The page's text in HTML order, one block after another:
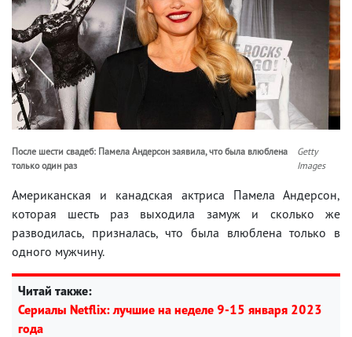
После шести свадеб: Памела Андерсон заявила, что была влюблена
только один раз
Getty
Images
Американская и канадская актриса Памела Андерсон,
которая шесть раз выходила замуж и сколько же
разводилась, призналась, что была влюблена только в
одного мужчину.
Читай также:
Сериалы Netflix: лучшие на неделе 9-15 января 2023
года